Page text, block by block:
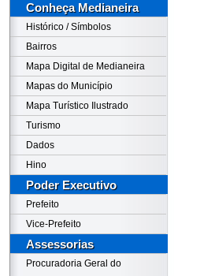
Conheça Medianeira
Histórico / Símbolos
Bairros
Mapa Digital de Medianeira
Mapas do Município
Mapa Turístico Ilustrado
Turismo
Dados
Hino
Poder Executivo
Prefeito
Vice-Prefeito
Assessorias
Procuradoria Geral do